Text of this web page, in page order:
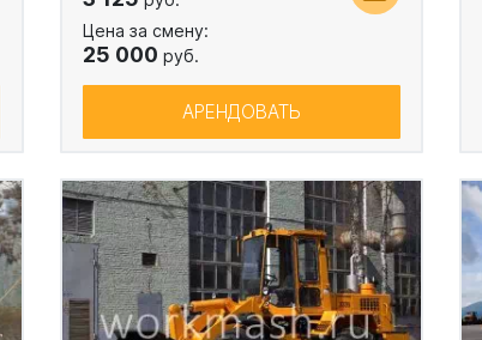
Цена за смену:
25 000 руб.
АРЕНДОВАТЬ